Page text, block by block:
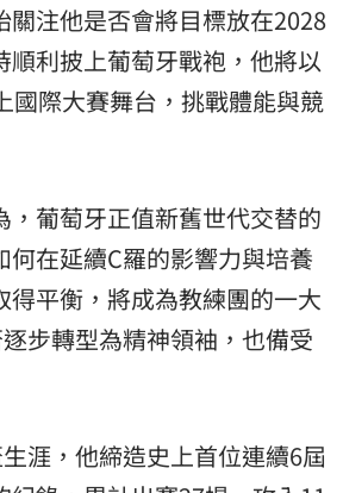
關注他是否會將目標放在2028
順利披上葡萄牙戰袍，他將以
國際大賽舞台，挑戰體能與競
，葡萄牙正值新舊世代交替的
何在延續C羅的影響力與培養
得平衡，將成為教練團的一大
步轉型為精神領袖，也備受
涯，他締造史上首位連續6屆